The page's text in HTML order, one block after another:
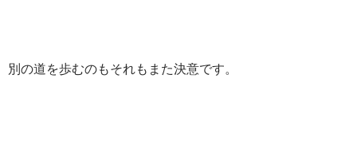
別の道を歩むのもそれもまた決意です。